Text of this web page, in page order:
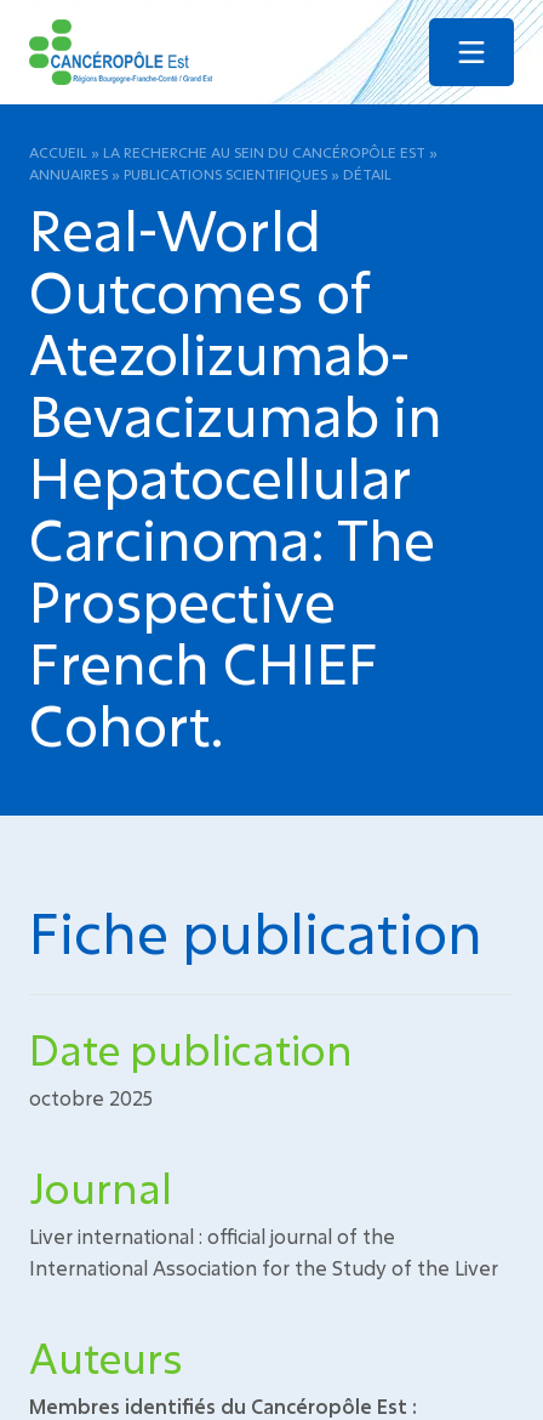
Menu
ACCUEIL » LA RECHERCHE AU SEIN DU CANCÉROPÔLE EST »
ANNUAIRES » PUBLICATIONS SCIENTIFIQUES » DÉTAIL
Real-World
Outcomes of
Atezolizumab-
Bevacizumab in
Hepatocellular
Carcinoma: The
Prospective
French CHIEF
Cohort.
Fiche publication
Date publication
octobre 2025
Journal
Liver international : official journal of the
International Association for the Study of the Liver
Auteurs
Membres identifiés du Cancéropôle Est :